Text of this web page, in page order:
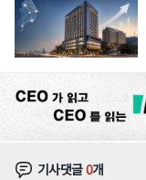
기사댓글0개